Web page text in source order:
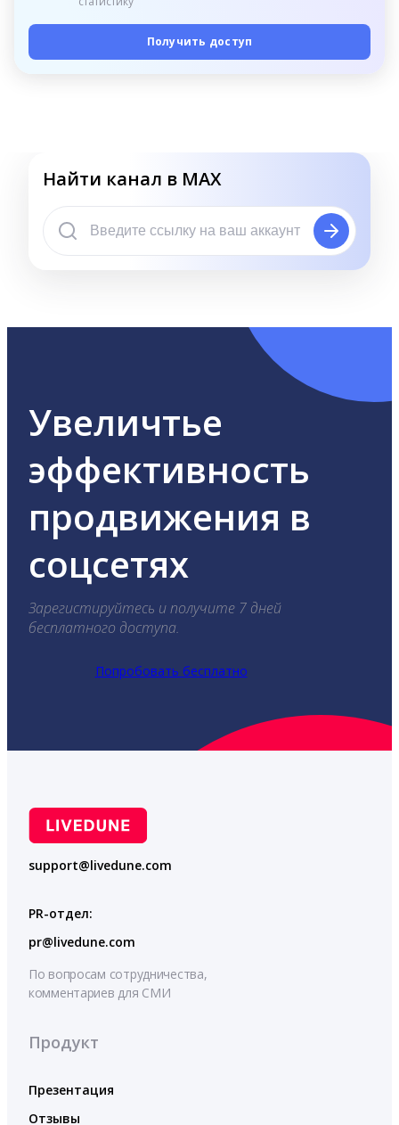
Получить доступ
Найти канал в MAX
Увеличтье
эффективность
продвижения в
соцсетях
Зарегистируйтесь и получите 7 дней
бесплатного доступа.
Попробовать бесплатно
support@livedune.com
PR-отдел:
pr@livedune.com
По вопросам сотрудничества,
комментариев для СМИ
Продукт
Презентация
Отзывы